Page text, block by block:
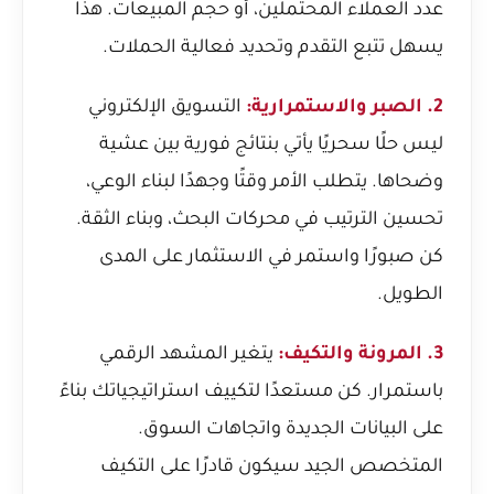
عدد العملاء المحتملين، أو حجم المبيعات. هذا
يسهل تتبع التقدم وتحديد فعالية الحملات.
2. الصبر والاستمرارية:
التسويق الإلكتروني
ليس حلًا سحريًا يأتي بنتائج فورية بين عشية
وضحاها. يتطلب الأمر وقتًا وجهدًا لبناء الوعي،
تحسين الترتيب في محركات البحث، وبناء الثقة.
كن صبورًا واستمر في الاستثمار على المدى
الطويل.
3. المرونة والتكيف:
يتغير المشهد الرقمي
باستمرار. كن مستعدًا لتكييف استراتيجياتك بناءً
على البيانات الجديدة واتجاهات السوق.
المتخصص الجيد سيكون قادرًا على التكيف